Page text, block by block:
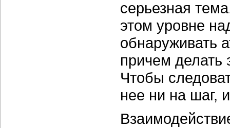
серьезная
этом уровне
обнаруживать
причем делать
Чтобы
нее ни на шаг,